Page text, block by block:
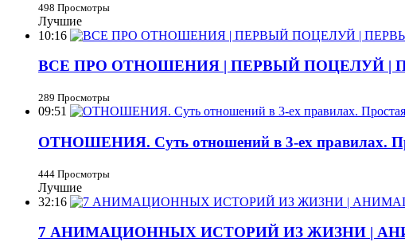
498 Просмотры
Лучшие
10:16
ВСЕ ПРО ОТНОШЕНИЯ | ПЕРВЫЙ ПОЦЕЛУЙ
289 Просмотры
09:51
ОТНОШЕНИЯ. Суть отношений в 3-ех правилах.
444 Просмотры
Лучшие
32:16
7 АНИМАЦИОННЫХ ИСТОРИЙ ИЗ ЖИЗНИ |